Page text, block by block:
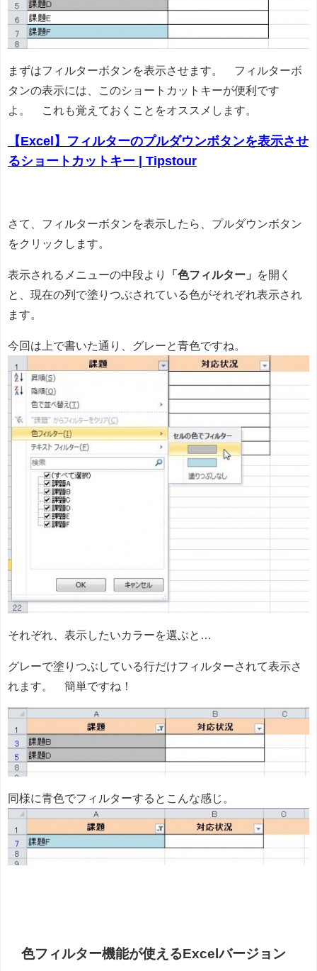
まずはフィルターボタンを表示させます。 フィルターボ
タンの表示には、このショートカットキーが便利です
よ。 これも覚えておくことをオススメします。
【Excel】フィルターのプルダウンボタンを表示させ
るショートカットキー | Tipstour
さて、フィルターボタンを表示したら、プルダウンボタン
をクリックします。
表示されるメニューの中段より 「色フィルター」
を開く
と、現在の列で塗りつぶされている色がそれぞれ表示され
ます。
今回は上で書いた通り、グレーと青色ですね。
それぞれ、表示したいカラーを選ぶと…
グレーで塗りつぶしている行だけフィルターされて表示さ
れます。 簡単ですね！
同様に青色でフィルターするとこんな感じ。
色フィルター機能が使えるExcelバージョン